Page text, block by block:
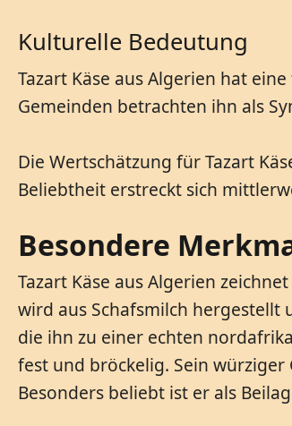
Kulturelle Bedeutung
Tazart Käse aus Algerien hat
Gemeinden betrachten ihn als
Die Wertschätzung für Tazart
Beliebtheit erstreckt sich
Besondere
Tazart Käse aus Algerien
wird aus Schafsmilch
die ihn zu einer echten
fest und bröckelig. Sein
Besonders beliebt ist er als